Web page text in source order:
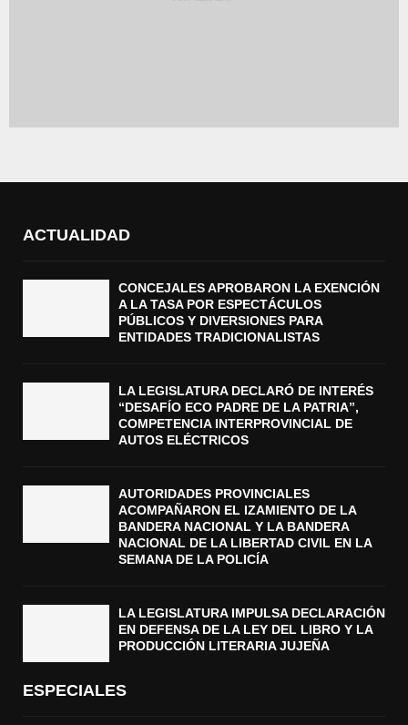
ACTUALIDAD
CONCEJALES APROBARON LA EXENCIÓN
A LA TASA POR ESPECTÁCULOS
PÚBLICOS Y DIVERSIONES PARA
ENTIDADES TRADICIONALISTAS
LA LEGISLATURA DECLARÓ DE INTERÉS
“DESAFÍO ECO PADRE DE LA PATRIA”,
COMPETENCIA INTERPROVINCIAL DE
AUTOS ELÉCTRICOS
AUTORIDADES PROVINCIALES
ACOMPAÑARON EL IZAMIENTO DE LA
BANDERA NACIONAL Y LA BANDERA
NACIONAL DE LA LIBERTAD CIVIL EN LA
SEMANA DE LA POLICÍA
LA LEGISLATURA IMPULSA DECLARACIÓN
EN DEFENSA DE LA LEY DEL LIBRO Y LA
PRODUCCIÓN LITERARIA JUJEÑA
ESPECIALES